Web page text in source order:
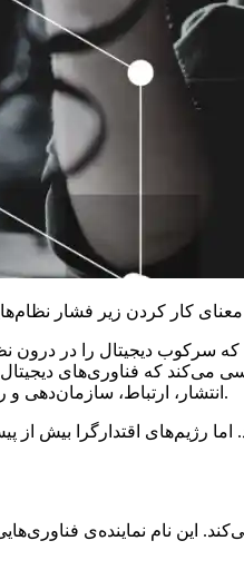
سرکوب دیجیتال را در درون
می‌کند که فناوری‌های
انتشار، ارتباط، سازمان‌دهی و رسیدن به مخاطبان خود به آن‌ها وابسته‌اند، می‌توانند علیه خودشان به کار گرفته شوند.
اما رژیم‌های اقتدارگرا